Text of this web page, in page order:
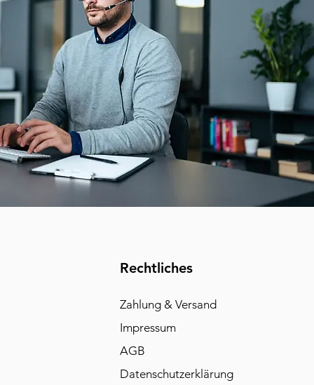
Rechtliches
Zahlung & Versand
Impressum
AGB
Datenschutzerklärung